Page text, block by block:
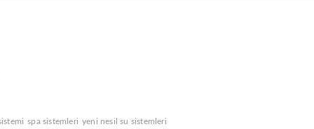
spa sistemleri yeni nesil su sistemleri